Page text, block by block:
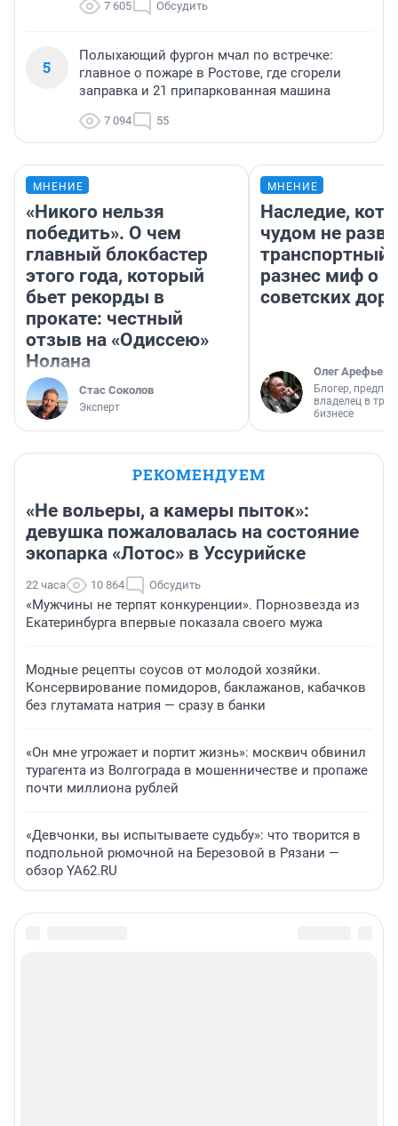
7 605 Обсудить
5
Полыхающий фургон мчал по встречке:
главное о пожаре в Ростове, где сгорели
заправка и 21 припаркованная машина
7 094 55
МНЕНИЕ
«Никого нельзя
победить». О чем
главный блокбастер
этого года, который
бьет рекорды в
прокате: честный
отзыв на «Одиссею»
Нолана
Стас Соколов
Эксперт
МНЕНИЕ
Наследие,
чудом не
транспортный
разнес миф о
советских
Олег Арефьев
Блогер,
владелец в
бизнесе
РЕКОМЕНДУЕМ
«Не вольеры, а камеры пыток»:
девушка пожаловалась на состояние
экопарка «Лотос» в Уссурийске
22 часа 10 864 Обсудить
«Мужчины не терпят конкуренции». Порнозвезда из
Екатеринбурга впервые показала своего мужа
Модные рецепты соусов от молодой хозяйки.
Консервирование помидоров, баклажанов, кабачков
без глутамата натрия — сразу в банки
«Он мне угрожает и портит жизнь»: москвич обвинил
турагента из Волгограда в мошенничестве и пропаже
почти миллиона рублей
«Девчонки, вы испытываете судьбу»: что творится в
подпольной рюмочной на Березовой в Рязани —
обзор YA62.RU